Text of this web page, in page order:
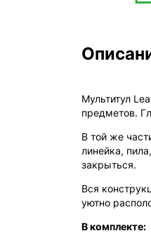
Мультитул
предметов.
В той же
линейка,
закрыться.
Вся
уютно
В комплекте: